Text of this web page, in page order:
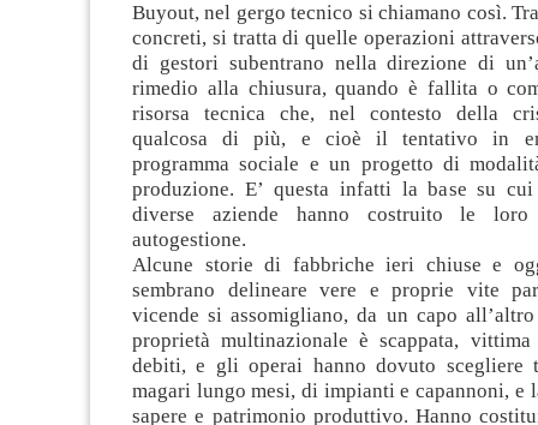
Buyout, nel gergo tecnico si chiamano così.
concreti, si tratta di quelle operazioni
di gestori subentrano nella direzione di
rimedio alla chiusura, quando è fallita o
risorsa tecnica che, nel contesto della
qualcosa di più, e cioè il tentativo in
programma sociale e un progetto di
produzione. E’ questa infatti la base su
diverse aziende hanno costruito le loro
autogestione.
Alcune storie di fabbriche ieri chiuse e
sembrano delineare vere e proprie vite
vicende si assomigliano, da un capo
proprietà multinazionale è scappata,
debiti, e gli operai hanno dovuto scegliere
magari lungo mesi, di impianti e capannoni, e
sapere e patrimonio produttivo. Hanno